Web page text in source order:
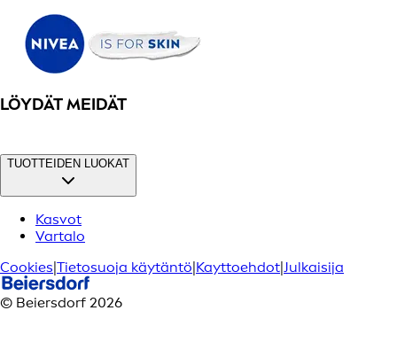
LÖYDÄT MEIDÄT
TUOTTEIDEN LUOKAT
Kasvot
Vartalo
Cookies|Tietosuoja käytäntö|Kayttoehdot|Julkaisija
© Beiersdorf 2026